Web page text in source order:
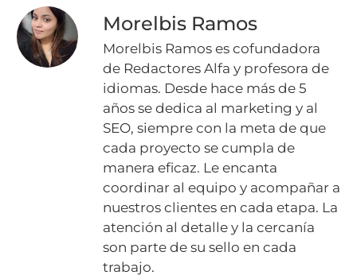
Morelbis Ramos
Morelbis Ramos es cofundadora
de Redactores Alfa y profesora de
idiomas. Desde hace más de 5
años se dedica al marketing y al
SEO, siempre con la meta de que
cada proyecto se cumpla de
manera eficaz. Le encanta
coordinar al equipo y acompañar a
nuestros clientes en cada etapa. La
atención al detalle y la cercanía
son parte de su sello en cada
trabajo.